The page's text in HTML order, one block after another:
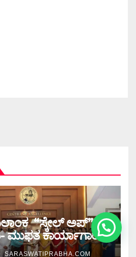
“ಸ್ಕೇಲ್ ಅಪ್”
ಮುಫತ ಕಾರ್ಯಾಗಾರ
SARASWATIPRABHA.COM
1